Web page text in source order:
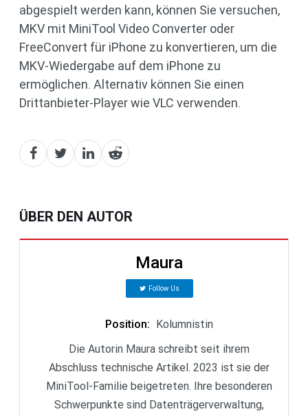
abgespielt werden kann, können Sie versuchen,
MKV mit MiniTool Video Converter oder
FreeConvert für iPhone zu konvertieren, um die
MKV-Wiedergabe auf dem iPhone zu
ermöglichen. Alternativ können Sie einen
Drittanbieter-Player wie VLC verwenden.
ÜBER DEN AUTOR
Maura
Follow Us
Position:
Kolumnistin
Die Autorin Maura schreibt seit ihrem
Abschluss technische Artikel. 2023 ist sie der
MiniTool-Familie beigetreten. Ihre besonderen
Schwerpunkte sind Datenträgerverwaltung,